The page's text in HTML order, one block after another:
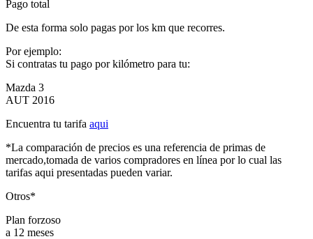
Pago total
De esta forma solo pagas por los km que recorres.
Por ejemplo:
Si contratas tu pago por kilómetro para tu:
Mazda 3
AUT 2016
Encuentra tu tarifa aqui
*La comparación de precios es una referencia de primas de
mercado,tomada de varios compradores en línea por lo cual las
tarifas aqui presentadas pueden variar.
Otros*
Plan forzoso
a 12 meses